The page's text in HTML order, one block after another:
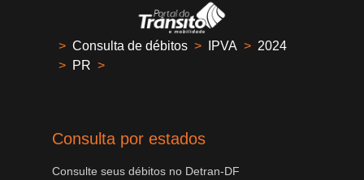
> Consulta de débitos > IPVA > 2024
> PR >
Consulta por estados
Consulte seus débitos no Detran-DF